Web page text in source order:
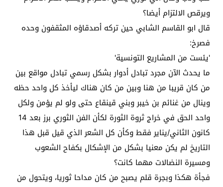
ويرقص الالتزام أيضا؟
قال ابو القاسم الشابي حين تركه أصدقاؤه المثقفون وحده
فصرخ:
'يئست من المشاريع التونسية'
ما يحدث الآن مجرد تبادل أدوار بشكل رسمي تبادل مواقع بين
من كان قريبا من هنا وبين من كان هناك ليأخذ كل واحد حظه
وينال من غنائم بن خيبر وبني قينقاع حتى ولو لم يؤمن ولكل
واحد الحق في خراج ثروة الثورة لكأن الفن الثوري برز بعد 14
كانون الثاني/يناير فقط وكأن كل الشعر الذي قيل قبل هذا
التاريخ لم يكن معنيا بشكل من الإشكال بكفاح الشعوب
ومسيرة النضالات مهما كانت؟
فجأة هكذا وبجرة قلم يصبح من كان مداحا ثوريا، ويتحول من